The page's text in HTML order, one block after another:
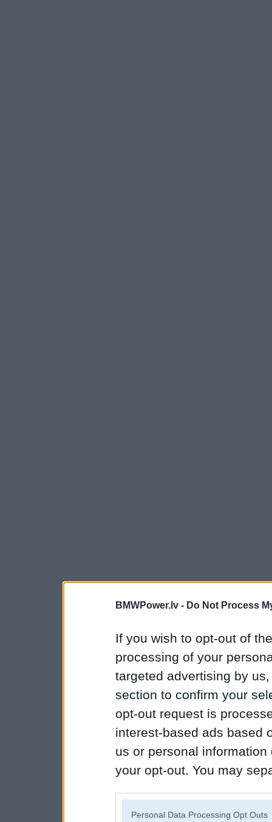
BMWPower.lv - Do Not Process
If you wish to opt-out of
processing of your
targeted advertising by
section to confirm your
opt-out request is
interest-based ads based
us or personal
your opt-out. You may
Personal Data Processing Opt Outs